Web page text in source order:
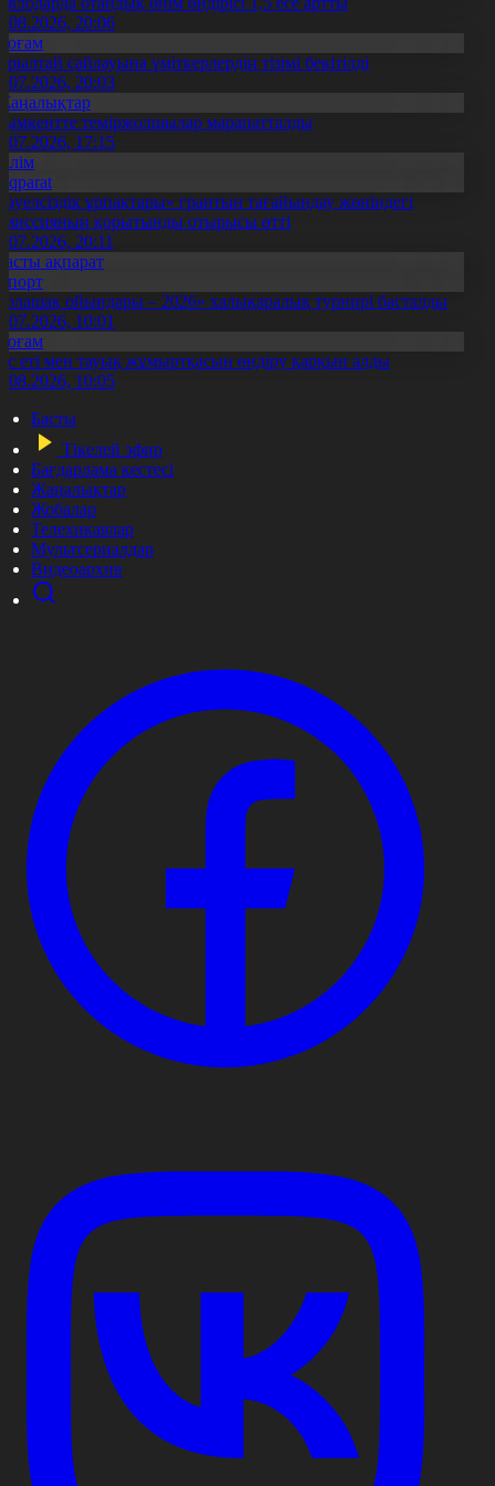
20:06
сайлауына үміткерлердің тізімі бекітілді
20:03
теміржолшылар марапатталды
17:15
ұрпақтары» грантын тағайындау жөніндегі
қорытынды отырысы өтті
20:11
ақпарат
ойындары – 2026» халықаралық турнирі басталды
10:01
еті мен тауық жұмыртқасын өндіру қарқын алды
10:05
Басты
Тікелей эфир
Бағдарлама кестесі
Жаңалықтар
Жобалар
Телехикаялар
Мультсериалдар
Видеоархив